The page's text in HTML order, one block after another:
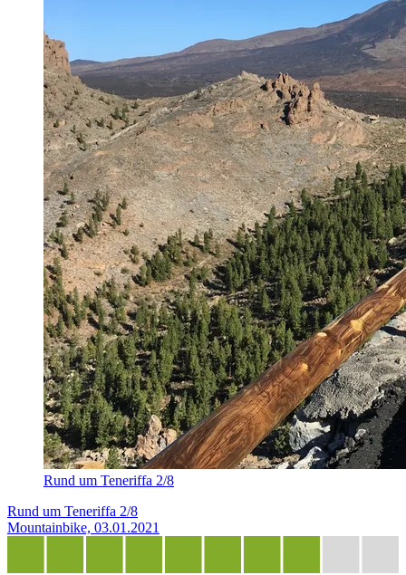
Rund um Teneriffa 2/8
Rund um Teneriffa 2/8
Mountainbike, 03.01.2021